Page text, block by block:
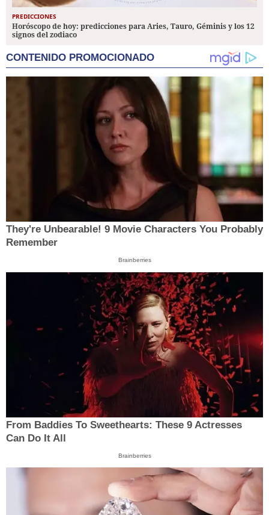
PREDICCIONES
Horóscopo de hoy: predicciones para Aries, Tauro, Géminis y los 12
signos del zodiaco
CONTENIDO PROMOCIONADO
They're Unbearable! 9 Movie Characters You Probably
Remember
Brainberries
From Baddies To Sweethearts: These 9 Actresses
Can Do It All
Brainberries